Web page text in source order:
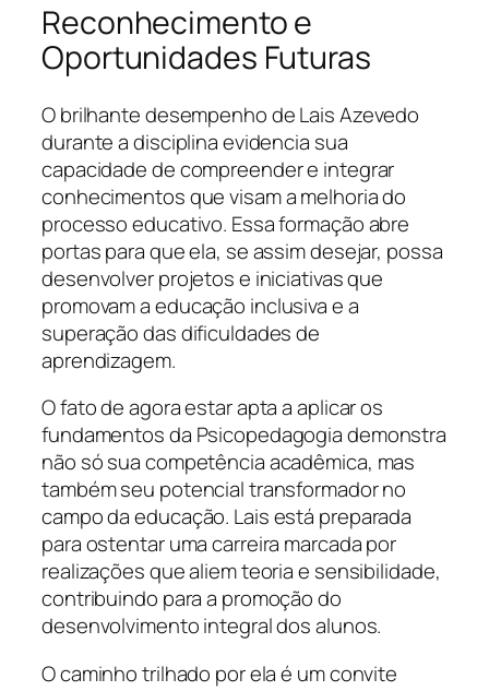
Reconhecimento e
Oportunidades Futuras
O brilhante desempenho de Lais Azevedo
durante a disciplina evidencia sua
capacidade de compreender e integrar
conhecimentos que visam a melhoria do
processo educativo. Essa formação abre
portas para que ela, se assim desejar, possa
desenvolver projetos e iniciativas que
promovam a educação inclusiva e a
superação das dificuldades de
aprendizagem.
O fato de agora estar apta a aplicar os
fundamentos da Psicopedagogia demonstra
não só sua competência acadêmica, mas
também seu potencial transformador no
campo da educação. Lais está preparada
para ostentar uma carreira marcada por
realizações que aliem teoria e sensibilidade,
contribuindo para a promoção do
desenvolvimento integral dos alunos.
O caminho trilhado por ela é um convite